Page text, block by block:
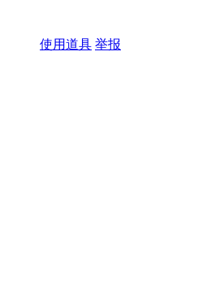
使用道具 举报